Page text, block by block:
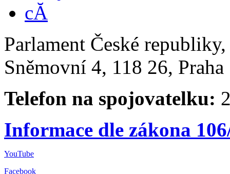
Parlament České
Sněmovní 4, 118 26,
Telefon na spojovatelku:
Informace dle zákona
YouTube
Facebook